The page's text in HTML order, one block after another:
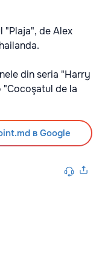
"Plaja", de Alex
din seria "Harry
de la
в Google